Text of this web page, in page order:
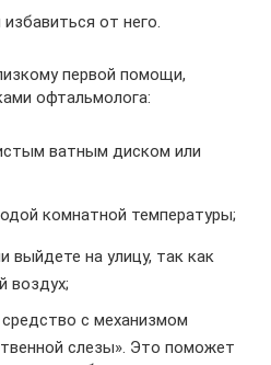
от него.
первой помощи,
офтальмолога:
ватным диском или
комнатной температуры;
выйдете на улицу, так как
воздух;
с механизмом
слезы». Это поможет